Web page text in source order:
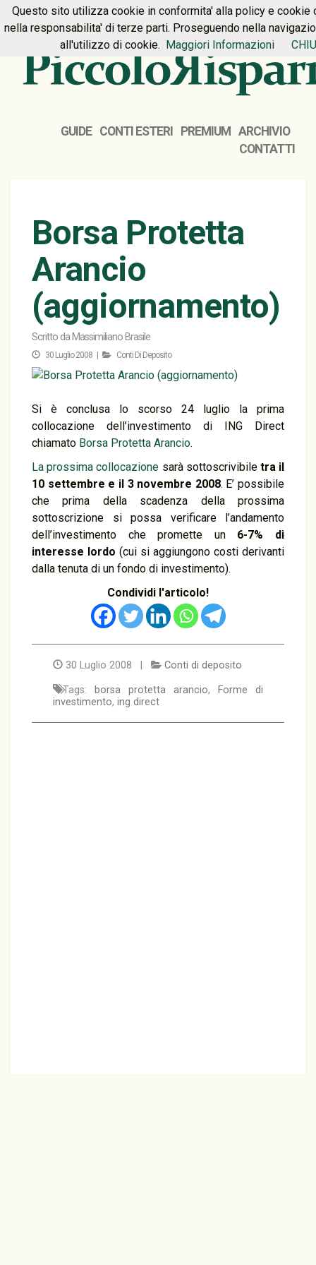
HOME PREMIUM CONTATTI
GUIDE CONTI ESTERI PREMIUM
ARCHIVIO
CONTATTI
Borsa Protetta
Arancio
(aggiornamento)
Scritto da Massimiliano Brasile
30 Luglio 2008 | Conti Di Deposito
Si è conclusa lo scorso 24 luglio la prima
collocazione dell’investimento di ING Direct
chiamato Borsa Protetta Arancio.
La prossima collocazione sarà sottoscrivibile tra il
10 settembre e il 3 novembre 2008. E’ possibile
che prima della scadenza della prossima
sottoscrizione si possa verificare l’andamento
dell’investimento che promette un 6-7% di
interesse lordo (cui si aggiungono costi derivanti
dalla tenuta di un fondo di investimento).
Condividi l'articolo!
30 Luglio 2008 | Conti di deposito
Tags: borsa protetta arancio,
Forme di
investimento, ing direct
Questo sito utilizza cookie in conformita' alla policy e cookie
nella responsabilita' di terze parti. Proseguendo nella
all'utilizzo di cookie. Maggiori Informazioni